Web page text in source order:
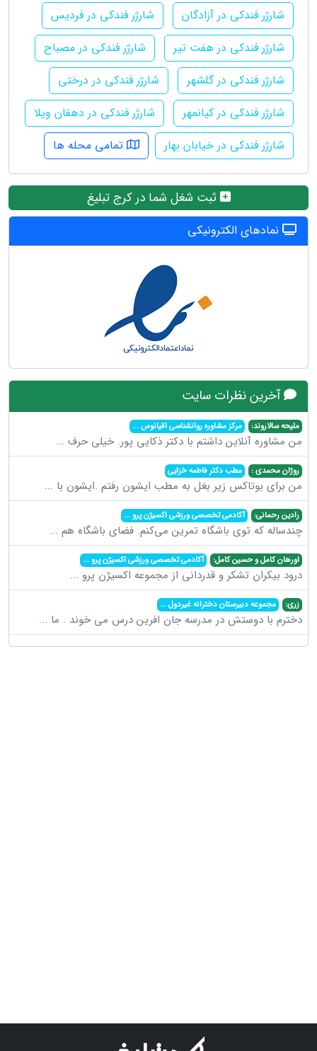
شارژر فندکی در آزادگان
شارژر فندکی در فردیس
شارژر فندکی در هفت تیر
شارژر فندکی در مصباح
شارژر فندکی در گلشهر
شارژر فندکی در درختی
شارژر فندکی در کیانمهر
شارژر فندکی در دهقان ویلا
شارژر فندکی در خیابان بهار
تمامی محله ها
ثبت شغل شما در کرج تبلیغ
نمادهای الکترونیکی
آخرین نظرات سایت
ملیحه سالاروند: مرکز مشاوره روانشناسی اقیانوس...
من مشاوره آنلاین داشتم با دکتر ذکایی پور. خیلی حرف ...
روژان محمدی : مطب دکتر فاطمه خزایی
من برای بوتاکس زیر بغل به مطب ایشون رفتم .ایشون با ...
رادین رحمانی: آکادمی تخصصی ورزشی اکسیژن پرو...
چندساله که توی باشگاه تمرین می‌کنم. فضای باشگاه هم ...
اورهان کامل و حسین کامل: آکادمی تخصصی ورزشی اکسیژن پرو...
درود بیکران تشکر و قدردانی از مجموعه اکسیژن پرو ...
زری: مجموعه دبیرستان دخترانه غیردول...
دخترم با دوستش در مدرسه جان افرین درس می خوند . ما ...